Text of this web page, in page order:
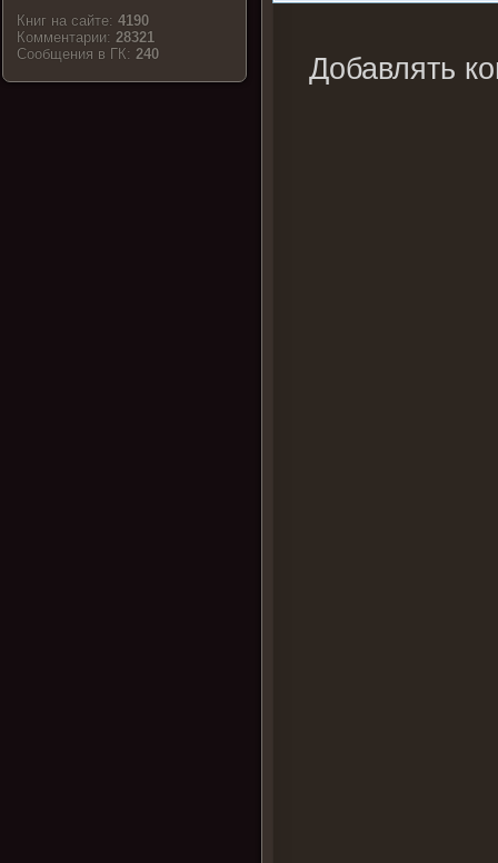
Книг на сайте:4190
Комментарии:28321
Cообщения в ГК:240 Добавлять